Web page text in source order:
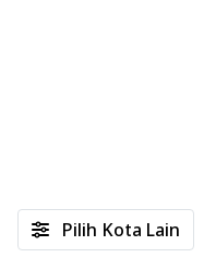
Pilih Kota Lain